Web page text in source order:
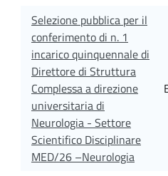
Selezione pubblica per il
conferimento di n. 1
incarico quinquennale di
Direttore di Struttura
Complessa a direzione
universitaria di
Neurologia - Settore
Scientifico Disciplinare
MED/26 –Neurologia